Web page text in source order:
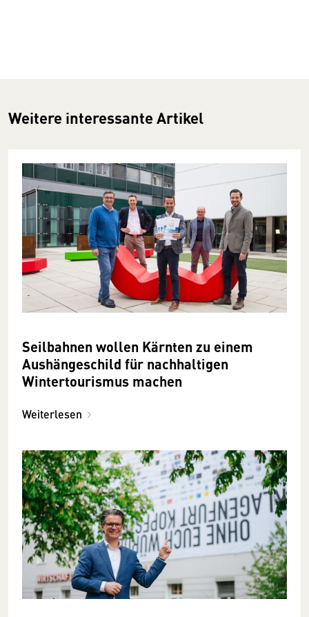
Weitere interessante Artikel
Seilbahnen wollen Kärnten zu einem
Aushängeschild für nachhaltigen
Wintertourismus machen
Weiterlesen